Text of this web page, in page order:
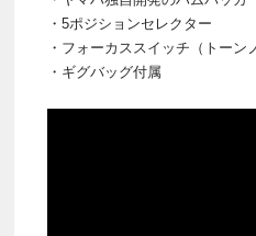
・5ポジションセレクター
・フォーカススイッチ（トーン
・ギグバッグ付属